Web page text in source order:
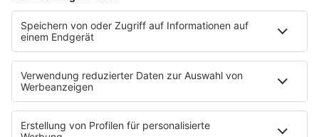
ZUM ARCHIV
HOME
PROGRAMM